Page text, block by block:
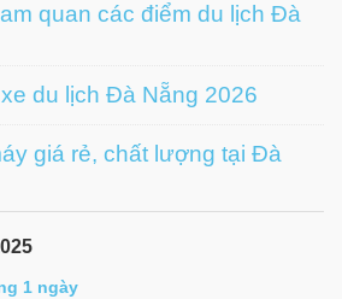
quan các điểm du lịch Đà
du lịch Đà Nẵng 2026
giá rẻ, chất lượng tại Đà
1 ngày